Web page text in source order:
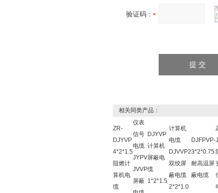
验证码：
相关同类产品：
ZR-
DJYVP
4*2*1.5
阻燃计
算机电
缆
仪表
信号
电缆
JYPV
JVVP
屏蔽
DJYVP
计算机
屏蔽电
缆
1*2*1.5
计算机
电缆
DJVVP2
双绞屏
蔽电缆
2*2*1.0
DJFPVP-
3*2*0.75
耐高温屏
蔽电缆